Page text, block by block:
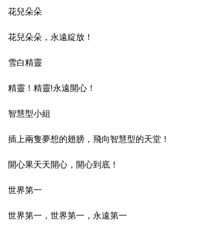
花兒朵朵
花兒朵朵，永遠綻放！
雪白精靈
精靈！精靈!永遠開心！
智慧型小組
插上兩隻夢想的翅膀，飛向智慧型的天堂！
開心果天天開心，開心到底！
世界第一
世界第一，世界第一，永遠第一